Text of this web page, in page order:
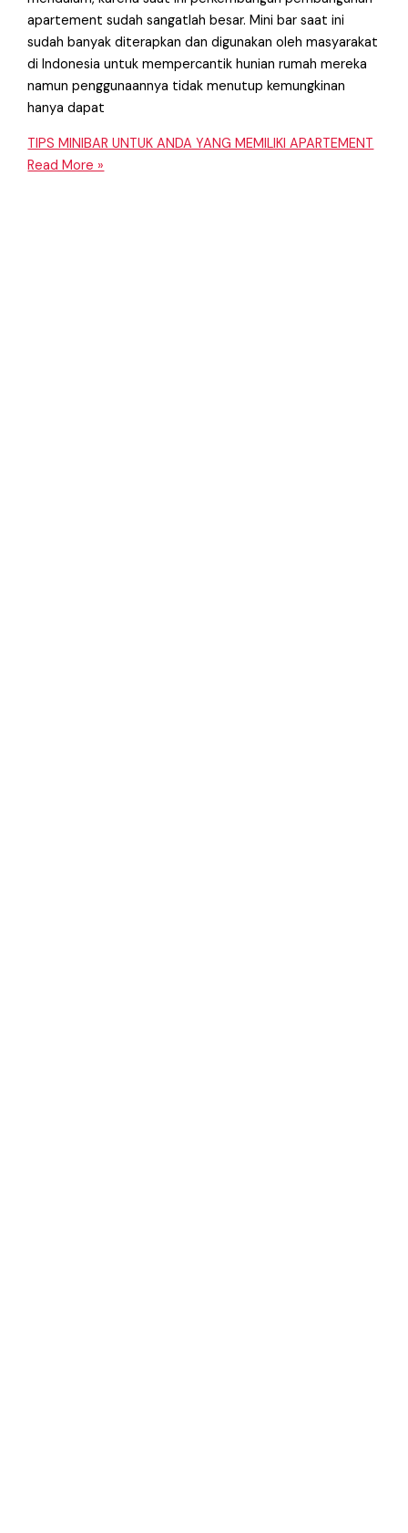
apartement sudah sangatlah besar. Mini bar saat ini
sudah banyak diterapkan dan digunakan oleh masyarakat
di Indonesia untuk mempercantik hunian rumah mereka
namun penggunaannya tidak menutup kemungkinan
hanya dapat
TIPS MINIBAR UNTUK ANDA YANG MEMILIKI APARTEMENT
Read More »